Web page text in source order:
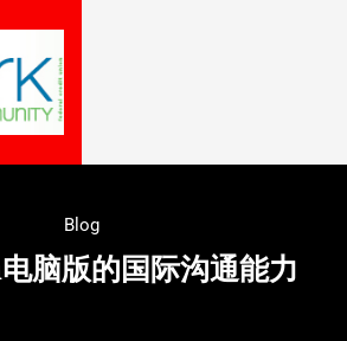
Blog
脑版的国际沟通能力